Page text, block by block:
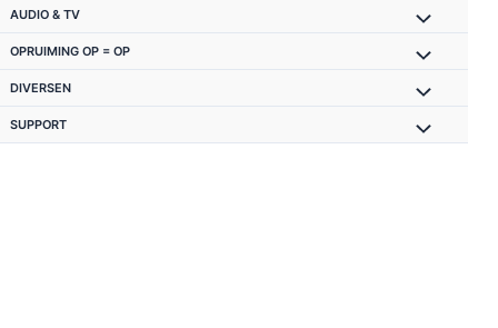
AUDIO & TV
OPRUIMING OP = OP
DIVERSEN
SUPPORT